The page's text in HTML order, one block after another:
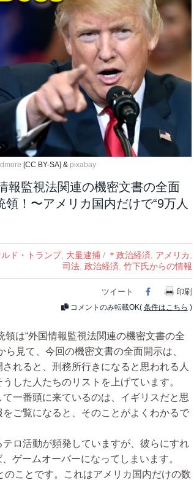
[CC BY-SA] & pixabay
報監視法関連の機密文書の全面
！〜アメリカ国内だけで“9万人
ルド・トランプ, 大量逮捕/ ＊政治経済 アメリカ
司法, 政治経済 竹下氏からの情報
ツイート Facebook
印刷
コメントのみ転載OK( 条件はこちら )
は“外国情報監視法関連の機密文書の全
見て、今回の機密文書の全面開示は、
れると、刑務所行きになると思われる人
した人たちのリストを上げています。
一番頭に来ているのは、イギリスだと思
ご覧になると、そのことがよくわかるで
ロ活動が頻発していますが、彼らにすれ
ゲームオーバーになってしまいます。
ことです。これはアメリカ国内だけの数